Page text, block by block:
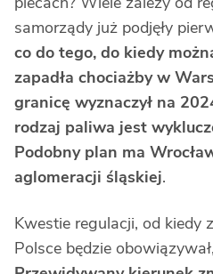
samorządy już podjęły
co do tego, do kiedy
zapadła chociażby w
granicę wyznaczył na
rodzaj paliwa jest
Podobny plan ma
aglomeracji śląskiej.
Kwestie regulacji, od kiedy
Polsce będzie